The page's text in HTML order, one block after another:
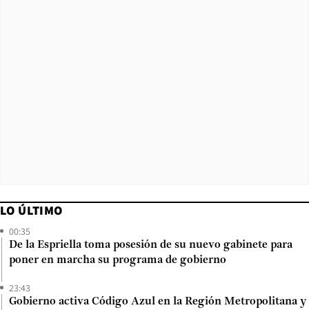
LO ÚLTIMO
00:35
De la Espriella toma posesión de su nuevo gabinete para
poner en marcha su programa de gobierno
23:43
Gobierno activa Código Azul en la Región Metropolitana y